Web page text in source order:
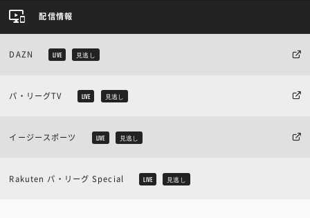
配信情報
DAZN LIVE 見逃し
パ・リーグTV LIVE 見逃し
イージースポーツ LIVE 見逃し
Rakuten パ・リーグ Special LIVE 見逃し